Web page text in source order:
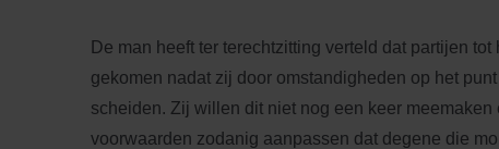
De man heeft ter terechtzitting verteld dat partijen
gekomen nadat zij door omstandigheden op het
scheiden. Zij willen dit niet nog een keer
voorwaarden zodanig aanpassen dat degene die